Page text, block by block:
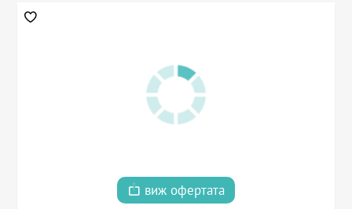
виж офертата